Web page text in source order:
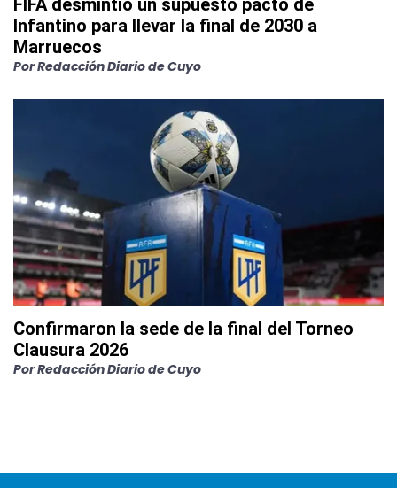
FIFA desmintió un supuesto pacto de
Infantino para llevar la final de 2030 a
Marruecos
PorRedacción Diario de Cuyo
Confirmaron la sede de la final del Torneo
Clausura 2026
PorRedacción Diario de Cuyo